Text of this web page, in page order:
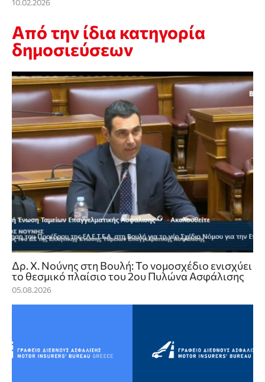
10.02.2026
Από την ίδια κατηγορία
δημοσιεύσεων
Δρ. Χ. Νούνης στη Βουλή: Το νομοσχέδιο ενισχύει
το θεσμικό πλαίσιο του 2ου Πυλώνα Ασφάλισης
05.08.2026